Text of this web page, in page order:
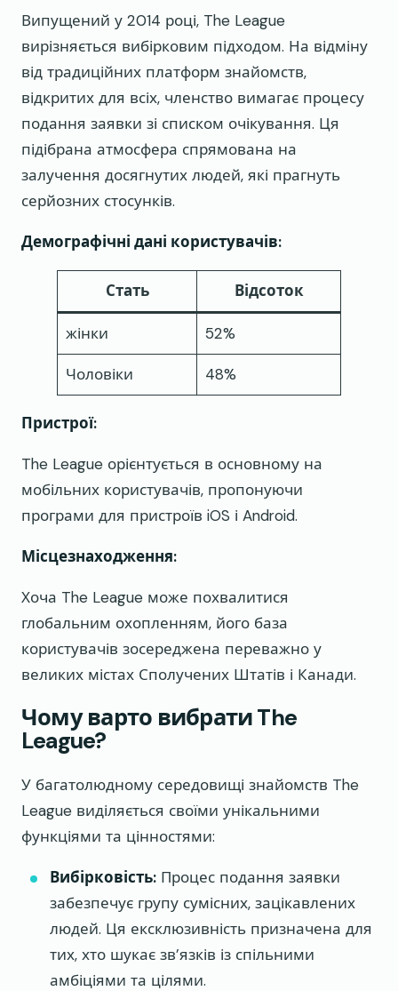
Випущений у 2014 році, The League
вирізняється вибірковим підходом. На відміну
від традиційних платформ знайомств,
відкритих для всіх, членство вимагає процесу
подання заявки зі списком очікування. Ця
підібрана атмосфера спрямована на
залучення досягнутих людей, які прагнуть
серйозних стосунків.
Демографічні дані користувачів:
Стать Відсоток
жінки 52%
Чоловіки 48%
Пристрої:
The League орієнтується в основному на
мобільних користувачів, пропонуючи
програми для пристроїв iOS і Android.
Місцезнаходження:
Хоча The League може похвалитися
глобальним охопленням, його база
користувачів зосереджена переважно у
великих містах Сполучених Штатів і Канади.
Чому варто вибрати The
League?
У багатолюдному середовищі знайомств The
League виділяється своїми унікальними
функціями та цінностями:
Вибірковість: Процес подання заявки
забезпечує групу сумісних, зацікавлених
людей. Ця ексклюзивність призначена для
тих, хто шукає зв’язків із спільними
амбіціями та цілями.